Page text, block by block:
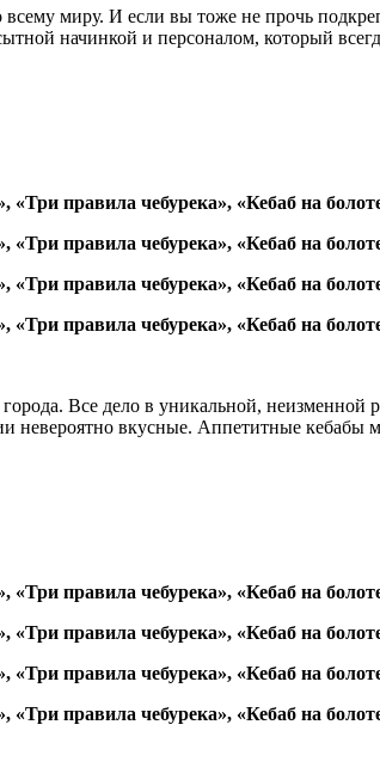
миру. И если вы тоже не прочь
начинкой и персоналом, который
Все дело в уникальной, неизменной
вкусные. Аппетитные кебабы